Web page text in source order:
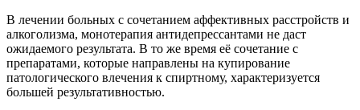
В лечении больных с сочетанием аффективных расстройств и
алкоголизма, монотерапия антидепрессантами не даст
ожидаемого результата. В то же время её сочетание с
препаратами, которые направлены на купирование
патологического влечения к спиртному, характеризуется
большей результативностью.